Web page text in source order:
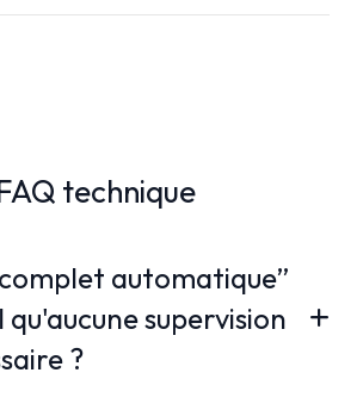
technique
automatique”
supervision
?